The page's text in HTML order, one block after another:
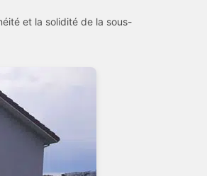
et la solidité de la sous-